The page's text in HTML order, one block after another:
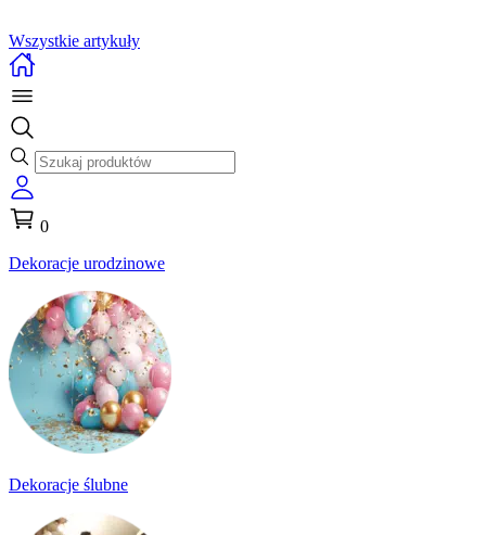
Wszystkie artykuły
0
Dekoracje urodzinowe
Dekoracje ślubne